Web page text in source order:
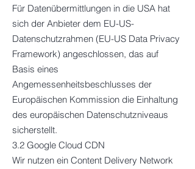
Für Datenübermittlungen in die USA hat
sich der Anbieter dem EU-US-
Datenschutzrahmen (EU-US Data Privacy
Framework) angeschlossen, das auf
Basis eines
Angemessenheitsbeschlusses der
Europäischen Kommission die Einhaltung
des europäischen Datenschutzniveaus
sicherstellt.
3.2 Google Cloud CDN
Wir nutzen ein Content Delivery Network